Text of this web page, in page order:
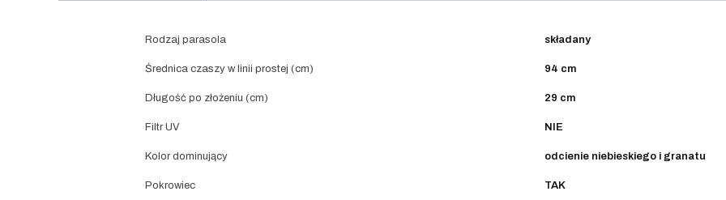
Rodzaj parasola składany
Średnica czaszy w linii prostej (cm) 94 cm
Długość po złożeniu (cm) 29 cm
Filtr UV NIE
Kolor dominujący odcienie niebieskiego i granatu
Pokrowiec TAK